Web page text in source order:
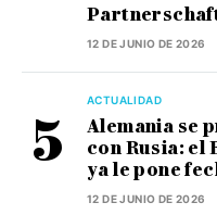
12 DE JUNIO DE 2026
ACTUALIDAD
Alemania se
con Rusia: el
ya le pone
12 DE JUNIO DE 2026